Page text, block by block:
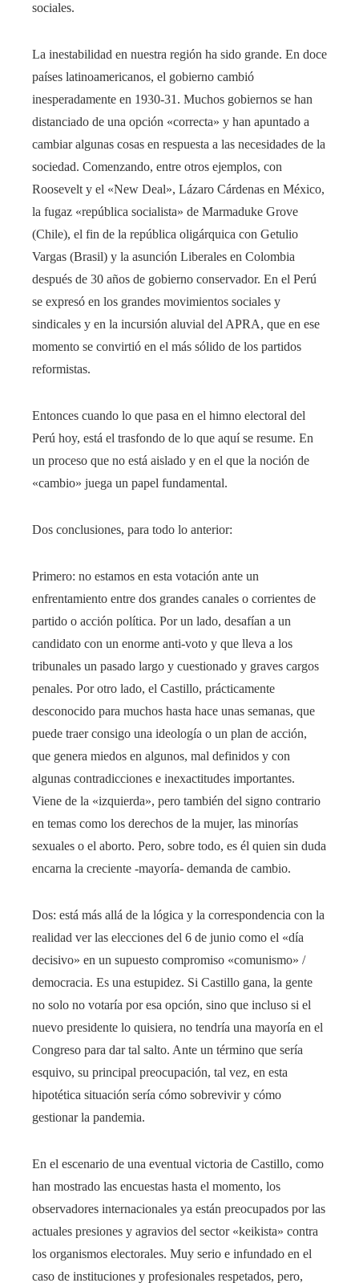
sociales.
La inestabilidad en nuestra región ha sido grande. En doce
países latinoamericanos, el gobierno cambió
inesperadamente en 1930-31. Muchos gobiernos se han
distanciado de una opción «correcta» y han apuntado a
cambiar algunas cosas en respuesta a las necesidades de la
sociedad. Comenzando, entre otros ejemplos, con
Roosevelt y el «New Deal», Lázaro Cárdenas en México,
la fugaz «república socialista» de Marmaduke Grove
(Chile), el fin de la república oligárquica con Getulio
Vargas (Brasil) y la asunción Liberales en Colombia
después de 30 años de gobierno conservador. En el Perú
se expresó en los grandes movimientos sociales y
sindicales y en la incursión aluvial del APRA, que en ese
momento se convirtió en el más sólido de los partidos
reformistas.
Entonces cuando lo que pasa en el himno electoral del
Perú hoy, está el trasfondo de lo que aquí se resume. En
un proceso que no está aislado y en el que la noción de
«cambio» juega un papel fundamental.
Dos conclusiones, para todo lo anterior:
Primero: no estamos en esta votación ante un
enfrentamiento entre dos grandes canales o corrientes de
partido o acción política. Por un lado, desafían a un
candidato con un enorme anti-voto y que lleva a los
tribunales un pasado largo y cuestionado y graves cargos
penales. Por otro lado, el Castillo, prácticamente
desconocido para muchos hasta hace unas semanas, que
puede traer consigo una ideología o un plan de acción,
que genera miedos en algunos, mal definidos y con
algunas contradicciones e inexactitudes importantes.
Viene de la «izquierda», pero también del signo contrario
en temas como los derechos de la mujer, las minorías
sexuales o el aborto. Pero, sobre todo, es él quien sin duda
encarna la creciente -mayoría- demanda de cambio.
Dos: está más allá de la lógica y la correspondencia con la
realidad ver las elecciones del 6 de junio como el «día
decisivo» en un supuesto compromiso «comunismo» /
democracia. Es una estupidez. Si Castillo gana, la gente
no solo no votaría por esa opción, sino que incluso si el
nuevo presidente lo quisiera, no tendría una mayoría en el
Congreso para dar tal salto. Ante un término que sería
esquivo, su principal preocupación, tal vez, en esta
hipotética situación sería cómo sobrevivir y cómo
gestionar la pandemia.
En el escenario de una eventual victoria de Castillo, como
han mostrado las encuestas hasta el momento, los
observadores internacionales ya están preocupados por las
actuales presiones y agravios del sector «keikista» contra
los organismos electorales. Muy serio e infundado en el
caso de instituciones y profesionales respetados, pero,